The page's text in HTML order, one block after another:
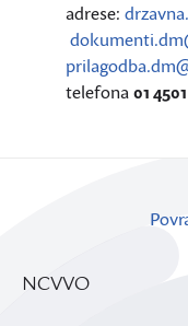
adrese:
telefona01
NCVVO